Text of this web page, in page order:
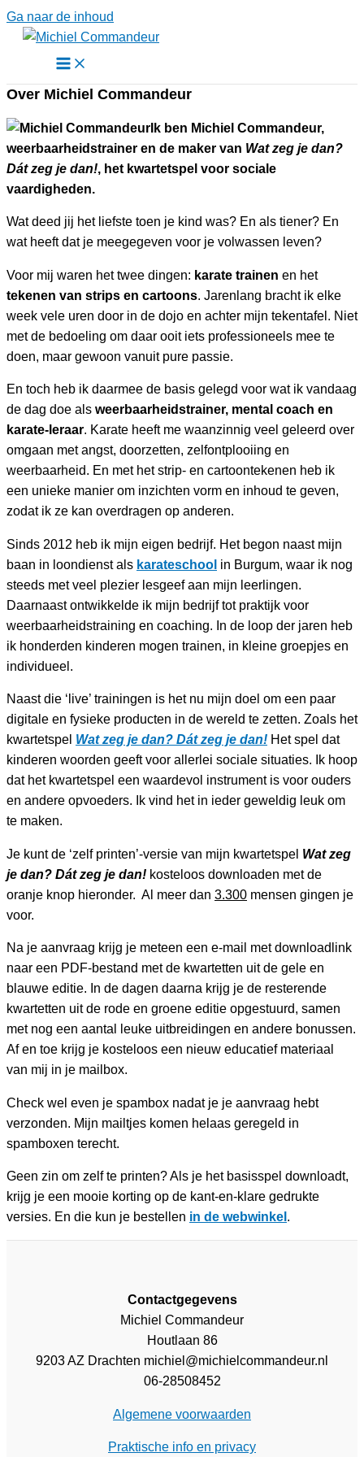
Ga naar de inhoud
Over Michiel Commandeur
Ik ben Michiel Commandeur,
weerbaarheidstrainer en de maker van Wat zeg je dan?
Dát zeg je dan!, het kwartetspel voor sociale
vaardigheden.
Wat deed jij het liefste toen je kind was? En als tiener? En
wat heeft dat je meegegeven voor je volwassen leven?
Voor mij waren het twee dingen: karate trainen en het
tekenen van strips en cartoons. Jarenlang bracht ik elke
week vele uren door in de dojo en achter mijn tekentafel. Niet
met de bedoeling om daar ooit iets professioneels mee te
doen, maar gewoon vanuit pure passie.
En toch heb ik daarmee de basis gelegd voor wat ik vandaag
de dag doe als weerbaarheidstrainer, mental coach en
karate-leraar. Karate heeft me waanzinnig veel geleerd over
omgaan met angst, doorzetten, zelfontplooiing en
weerbaarheid. En met het strip- en cartoontekenen heb ik
een unieke manier om inzichten vorm en inhoud te geven,
zodat ik ze kan overdragen op anderen.
Sinds 2012 heb ik mijn eigen bedrijf. Het begon naast mijn
baan in loondienst als karateschool in Burgum, waar ik nog
steeds met veel plezier lesgeef aan mijn leerlingen.
Daarnaast ontwikkelde ik mijn bedrijf tot praktijk voor
weerbaarheidstraining en coaching. In de loop der jaren heb
ik honderden kinderen mogen trainen, in kleine groepjes en
individueel.
Naast die ‘live’ trainingen is het nu mijn doel om een paar
digitale en fysieke producten in de wereld te zetten. Zoals het
kwartetspel Wat zeg je dan? Dát zeg je dan! Het spel dat
kinderen woorden geeft voor allerlei sociale situaties. Ik hoop
dat het kwartetspel een waardevol instrument is voor ouders
en andere opvoeders. Ik vind het in ieder geweldig leuk om
te maken.
Je kunt de ‘zelf printen’-versie van mijn kwartetspel Wat zeg
je dan? Dát zeg je dan! kosteloos downloaden met de
oranje knop hieronder. Al meer dan 3.300 mensen gingen je
voor.
Na je aanvraag krijg je meteen een e-mail met downloadlink
naar een PDF-bestand met de kwartetten uit de gele en
blauwe editie. In de dagen daarna krijg je de resterende
kwartetten uit de rode en groene editie opgestuurd, samen
met nog een aantal leuke uitbreidingen en andere bonussen.
Af en toe krijg je kosteloos een nieuw educatief materiaal
van mij in je mailbox.
Check wel even je spambox nadat je je aanvraag hebt
verzonden. Mijn mailtjes komen helaas geregeld in
spamboxen terecht.
Geen zin om zelf te printen? Als je het basisspel downloadt,
krijg je een mooie korting op de kant-en-klare gedrukte
versies. En die kun je bestellen in de webwinkel .
Contactgegevens
Michiel Commandeur
Houtlaan 86
9203 AZ Drachten michiel@michielcommandeur.nl
06-28508452
Algemene voorwaarden
Praktische info en privacy